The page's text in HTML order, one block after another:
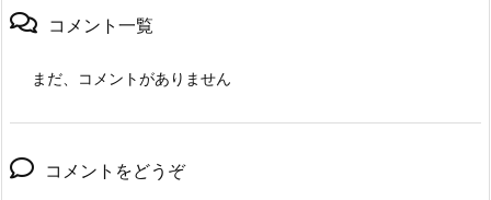
コメント一覧
まだ、コメントがありません
コメントをどうぞ